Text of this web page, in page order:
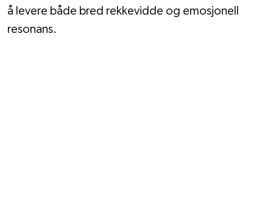
å levere både bred rekkevidde og emosjonell
resonans.